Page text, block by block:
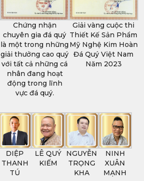
Chứng nhận
chuyên gia đá quý
là một trong những
giải thưởng cao quý
với tất cả những cá
nhân đang hoạt
động trong lĩnh
vực đá quý.
Giải vàng cuộc thi
Thiết Kế Sản Phẩm
Mỹ Nghệ Kim Hoàn
Đá Quý Việt Nam
Năm 2023
DIỆP
THANH
TÚ
LÊ QUÝ
KIẾM
NGUYỄN
TRỌNG
KHA
NINH
XUÂN
MẠNH